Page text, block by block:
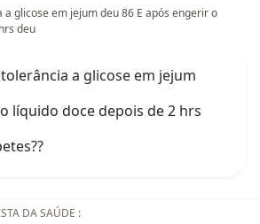
glicose em jejum deu 86 E após engerir o
deu
a glicose em jejum
líquido doce depois de 2 hrs
DA SAÚDE :